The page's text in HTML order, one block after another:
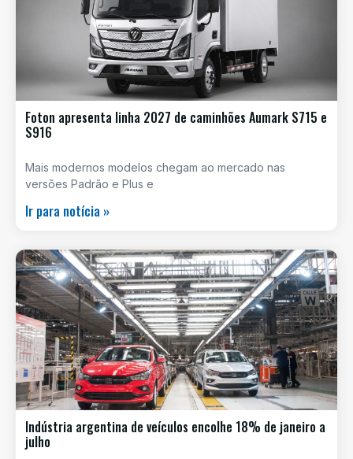
Foton apresenta linha 2027 de caminhões Aumark S715 e
S916
Mais modernos modelos chegam ao mercado nas
versões Padrão e Plus e
Ir para notícia »
Indústria argentina de veículos encolhe 18% de janeiro a
julho